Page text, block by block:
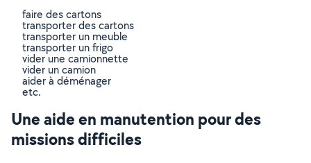
faire des cartons
transporter des cartons
transporter un meuble
transporter un frigo
vider une camionnette
vider un camion
aider à déménager
etc.
Une aide en manutention pour des
missions difficiles